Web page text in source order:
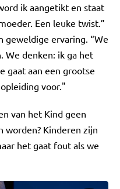
ik aangetikt en staat
Een leuke twist.”
geweldige ervaring. “We
We denken: ik ga het
gaat aan een grootse
voor."
van het Kind geen
worden? Kinderen zijn
het gaat fout als we